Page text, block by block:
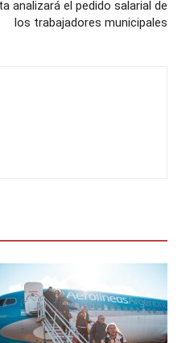
analizará el pedido salarial de
los trabajadores municipales